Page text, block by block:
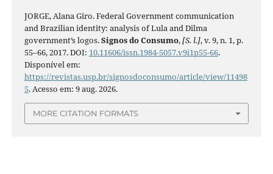
JORGE, Alana Giro. Federal Government communication
and Brazilian identity: analysis of Lula and Dilma
government’s logos.Signos do Consumo,[S. l.], v. 9, n. 1, p.
55–66, 2017. DOI: 10.11606/issn.1984-5057.v9i1p55-66.
Disponível em:
https://revistas.usp.br/signosdoconsumo/article/view/11498
5. Acesso em: 9 aug. 2026.
MORE CITATION FORMATS